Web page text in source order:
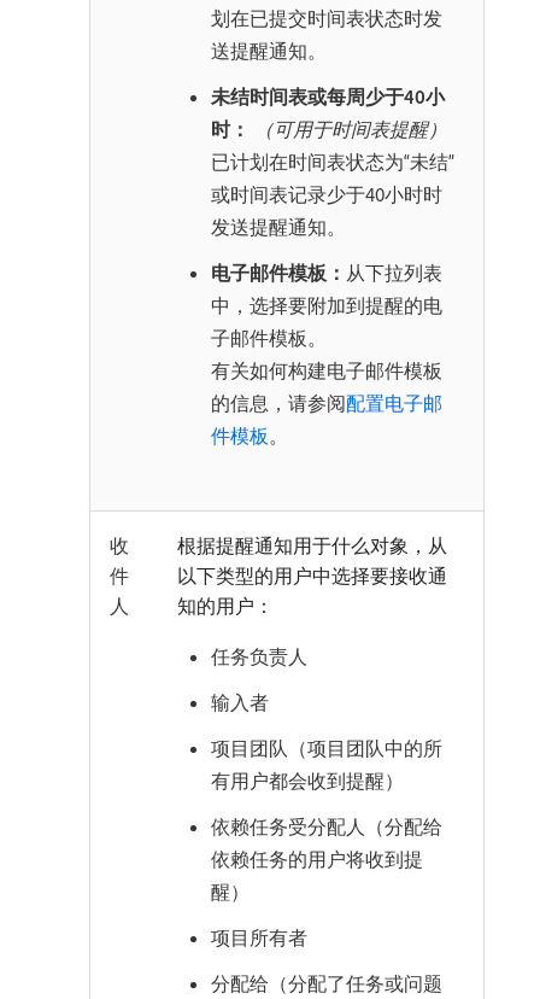
划在已提交时间表状态时发
送提醒通知。
未结时间表或每周少于40小
时：
（可用于时间表提醒）
已计划在时间表状态为“未结”
或时间表记录少于40小时时
发送提醒通知。
电子邮件模板： 从下拉列表
中，选择要附加到提醒的电
子邮件模板。
有关如何构建电子邮件模板
的信息，请参阅配置电子邮
件模板。
收
件
人
根据提醒通知用于什么对象，从
以下类型的用户中选择要接收通
知的用户：
任务负责人
输入者
项目团队（项目团队中的所
有用户都会收到提醒）
依赖任务受分配人（分配给
依赖任务的用户将收到提
醒）
项目所有者
分配给（分配了任务或问题